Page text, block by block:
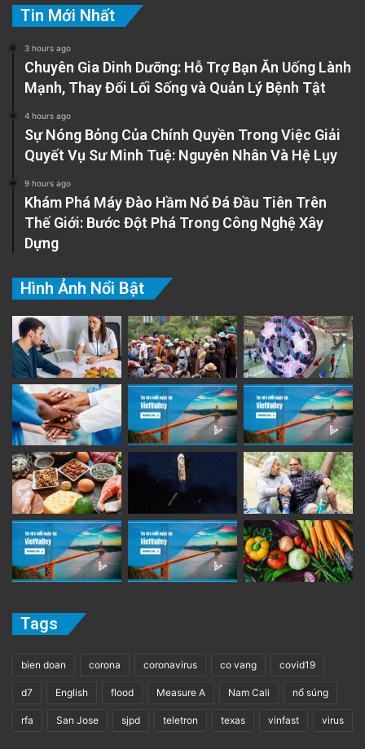
Tin Mới Nhất
3 hours ago
Chuyên Gia Dinh Dưỡng: Hỗ Trợ Bạn Ăn Uống Lành
Mạnh, Thay Đổi Lối Sống và Quản Lý Bệnh Tật
4 hours ago
Sự Nóng Bỏng Của Chính Quyền Trong Việc Giải
Quyết Vụ Sư Minh Tuệ: Nguyên Nhân Và Hệ Lụy
9 hours ago
Khám Phá Máy Đào Hầm Nổ Đá Đầu Tiên Trên
Thế Giới: Bước Đột Phá Trong Công Nghệ Xây
Dựng
Hình Ảnh Nổi Bật
Tags
bien doan corona coronavirus co vang covid19
d7 English flood Measure A Nam Cali nổ súng
rfa San Jose sjpd teletron texas vinfast virus